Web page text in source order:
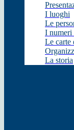
I luoghi
Le
I numeri
Le carte
La storia